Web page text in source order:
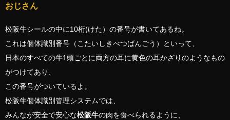
おじさん
松阪牛シールの中に10桁(けた）の番号が書いてあるね。
これは個体識別番号（こたいしきべつばんごう）といって、
日本のすべての牛1頭ごとに両方の耳に黄色の耳かざりのようなもの
がつけてあり、
この番号がついているよ。
松阪牛個体識別管理システムでは、
みんなが安全で安心な松阪牛の肉を食べられるように、